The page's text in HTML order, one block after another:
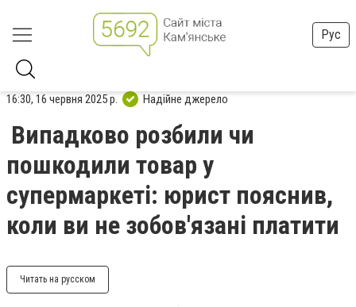
Рус
16:30, 16 червня 2025 р. Надійне джерело
Випадково розбили чи
пошкодили товар у
супермаркеті: юрист пояснив,
коли ви не зобов'язані платити
Читать на русском